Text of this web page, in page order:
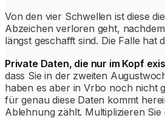
Von den vier Schwellen ist diese
Abzeichen verloren geht,
längst geschafft sind. Die Falle hat
Private Daten, die nur im Kopf
dass Sie in der zweiten
haben es aber in Vrbo noch nicht
für genau diese Daten kommt
Ablehnung zählt. Multiplizieren Sie